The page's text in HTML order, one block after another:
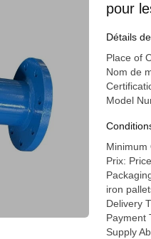
pour
Détails
Place of
Nom de
Model
Minimum
Prix:
iron
Delivery
Payment
Supply